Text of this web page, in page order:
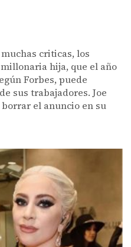
criticas, los
hija, que el año
Forbes, puede
sus trabajadores. Joe
el anuncio en su